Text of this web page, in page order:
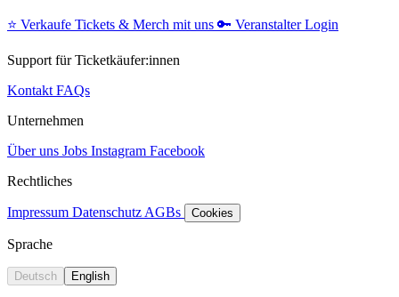
⭐️ Verkaufe Tickets & Merch mit uns 🔑 Veranstalter Login
Support für Ticketkäufer:innen
Kontakt FAQs
Unternehmen
Über uns Jobs Instagram Facebook
Rechtliches
Impressum Datenschutz AGBs Cookies
Sprache
Deutsch English